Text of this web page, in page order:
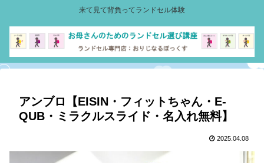
来て見て背負ってランドセル体験
アンブロ【EISIN・フィットちゃん・E-
QUB・ミラクルスライド・名入れ無料】
2025.04.08